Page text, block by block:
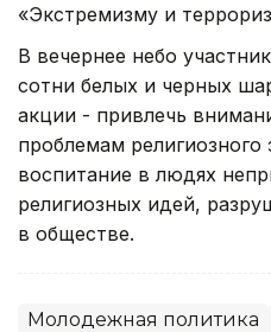
«Экстремизму и
В вечернее небо
сотни белых и черных
акции - привлечь
проблемам религиозного
воспитание в людях
религиозных идей,
в обществе.
Молодежная политика